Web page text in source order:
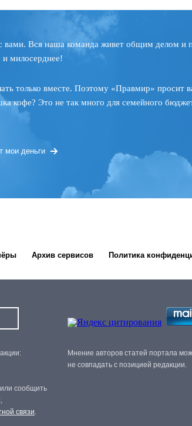
вами. Вся наша команда живет общим делом и
и милосерднее!
только вместе. Поэтому «Правмир» просит
кофе? Это не так много для семейного
мои деньги
Архив сервисов Политика
сообщить
связи.
Мнение авторов статей портала
не совпадать с позицией редакции.